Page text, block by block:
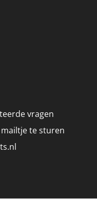
vragen
te sturen